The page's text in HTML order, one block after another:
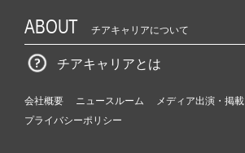
ABOUT チアキャリアについて
チアキャリアとは
会社概要 ニュースルーム
メディア出演・掲載
プライバシーポリシー